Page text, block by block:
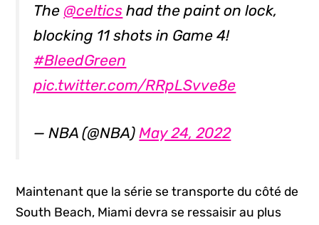
The @celtics had the paint on lock,
blocking 11 shots in Game 4!
#BleedGreen
pic.twitter.com/RRpLSvve8e
— NBA (@NBA)May 24, 2022
Maintenant que la série se transporte du côté de
South Beach, Miami devra se ressaisir au plus